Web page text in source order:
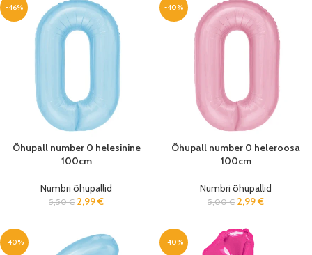
-46%
Õhupall number 0 helesinine
100cm
Numbri õhupallid
5,50€ 2,99€
-40%
Õhupall number 0 heleroosa
100cm
Numbri õhupallid
5,00€ 2,99€
-40% -40%